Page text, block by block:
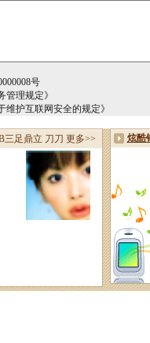
号
管理规定》
护互联网安全的规定》